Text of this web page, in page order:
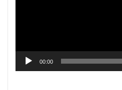
00:00